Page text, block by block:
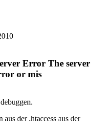
Error The server
or mis
der .htaccess aus der